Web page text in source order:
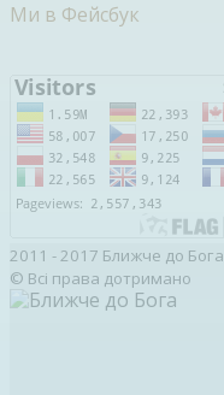
Ми в Фейсбук
2011 - 2017 Ближче до Бога
© Всі права дотримано